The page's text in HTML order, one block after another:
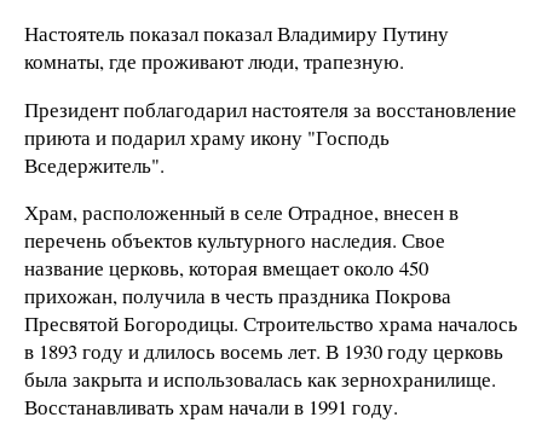
Настоятель показал показал Владимиру Путину
комнаты, где проживают люди, трапезную.
Президент поблагодарил настоятеля за восстановление
приюта и подарил храму икону "Господь
Вседержитель".
Храм, расположенный в селе Отрадное, внесен в
перечень объектов культурного наследия. Свое
название церковь, которая вмещает около 450
прихожан, получила в честь праздника Покрова
Пресвятой Богородицы. Строительство храма началось
в 1893 году и длилось восемь лет. В 1930 году церковь
была закрыта и использовалась как зернохранилище.
Восстанавливать храм начали в 1991 году.